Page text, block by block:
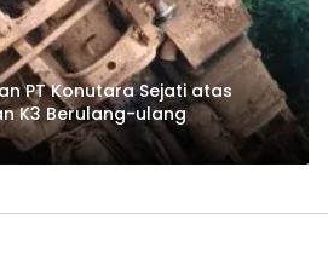
PT Konutara Sejati atas
K3 Berulang-ulang